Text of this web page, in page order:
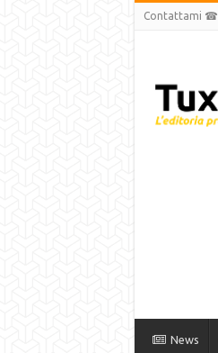
Contattami ☎
News